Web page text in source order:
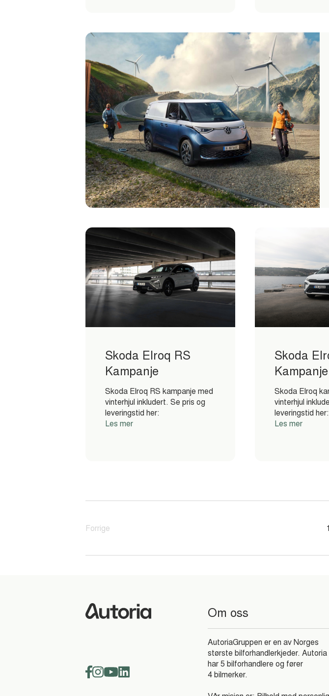
Skoda Elroq RS
Kampanje
Skoda Elroq RS kampanje med
vinterhjul inkludert. Se pris og
leveringstid her:
Les mer
Skoda
Kampanje
Skoda Elroq
vinterhjul
leveringstid her:
Les mer
Forrige 1
Om oss
AutoriaGruppen er en av Norges
største bilforhandlerkjeder. Autoria
har 5 bilforhandlere og fører
4 bilmerker.